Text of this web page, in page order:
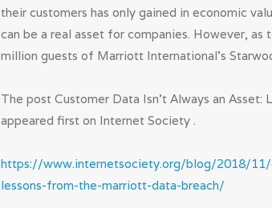
their customers has only gained in economic
can be a real asset for companies. However,
million guests of Marriott International’s
The post Customer Data Isn’t Always an
appeared first on Internet Society .
https://www.internetsociety.org/blog/2018/11/
lessons-from-the-marriott-data-breach/